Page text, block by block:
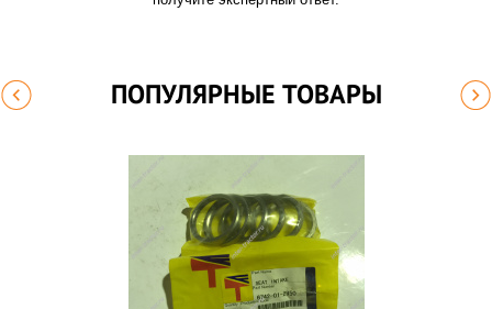
ПОПУЛЯРНЫЕ ТОВАРЫ